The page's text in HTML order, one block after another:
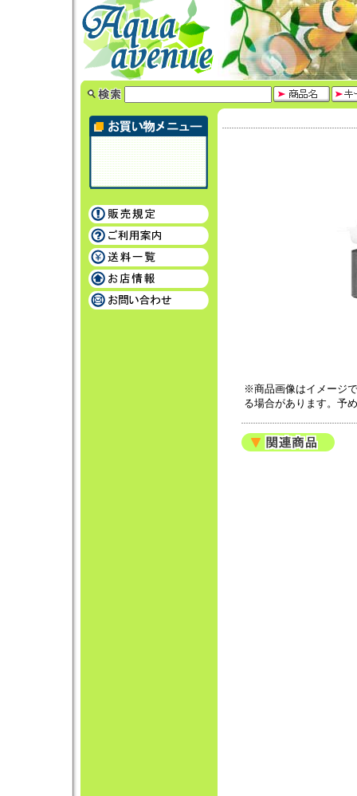
※商品画像はイメージ
る場合があります。予